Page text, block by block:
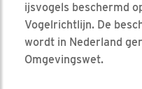
ijsvogels beschermd
Vogelrichtlijn. De
wordt in Nederland
Omgevingswet.